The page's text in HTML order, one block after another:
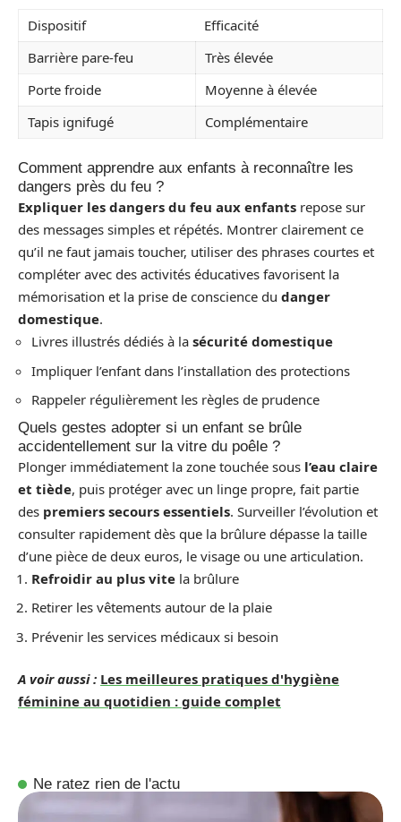
Dispositif
Efficacité
Barrière pare-feu
Très élevée
Porte froide
Moyenne à élevée
Tapis ignifugé
Complémentaire
Comment apprendre aux enfants à reconnaître les
dangers près du feu ?
Expliquer les dangers du feu aux enfants repose sur
des messages simples et répétés. Montrer clairement ce
qu’il ne faut jamais toucher, utiliser des phrases courtes et
compléter avec des activités éducatives favorisent la
mémorisation et la prise de conscience du danger
domestique.
Livres illustrés dédiés à la sécurité domestique
Impliquer l’enfant dans l’installation des protections
Rappeler régulièrement les règles de prudence
Quels gestes adopter si un enfant se brûle
accidentellement sur la vitre du poêle ?
Plonger immédiatement la zone touchée sous l’eau claire
et tiède, puis protéger avec un linge propre, fait partie
des premiers secours essentiels. Surveiller l’évolution et
consulter rapidement dès que la brûlure dépasse la taille
d’une pièce de deux euros, le visage ou une articulation.
Refroidir au plus vite la brûlure
Retirer les vêtements autour de la plaie
Prévenir les services médicaux si besoin
A voir aussi : Les meilleures pratiques d'hygiène
féminine au quotidien : guide complet
Ne ratez rien de l'actu